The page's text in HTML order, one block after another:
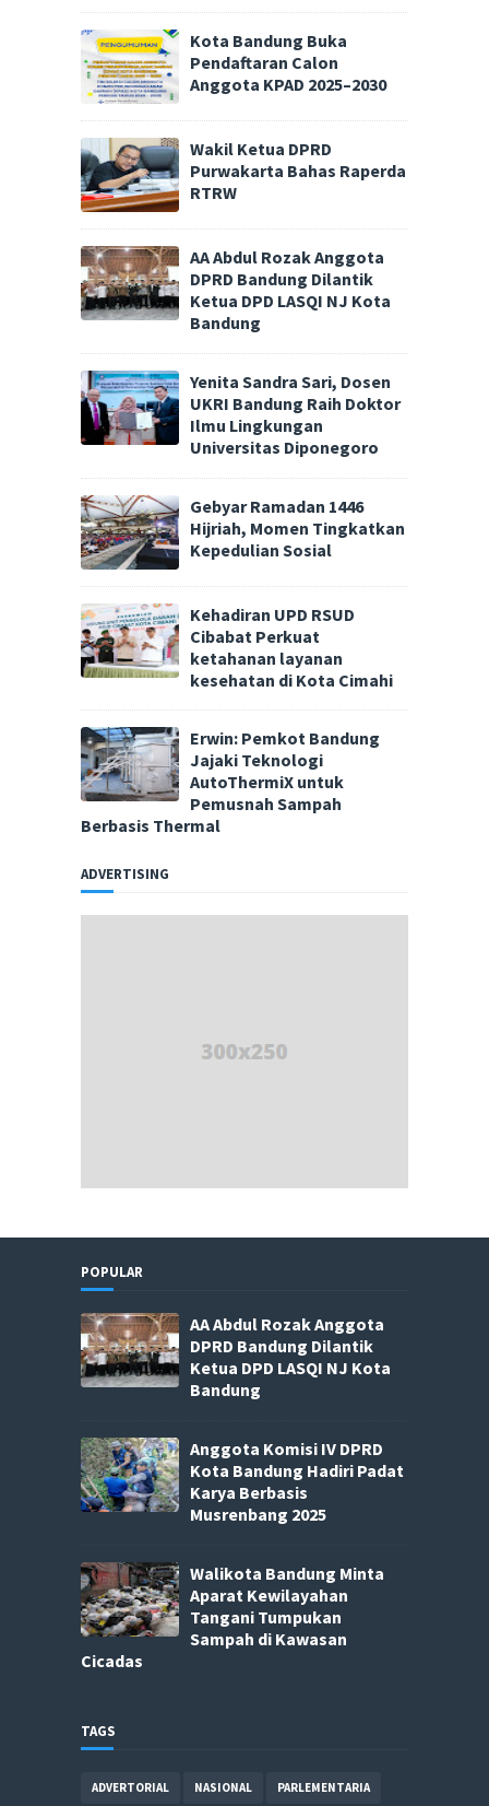
Kota Bandung Buka
Pendaftaran Calon
Anggota KPAD 2025–2030
Wakil Ketua DPRD
Purwakarta Bahas Raperda
RTRW
AA Abdul Rozak Anggota
DPRD Bandung Dilantik
Ketua DPD LASQI NJ Kota
Bandung
Yenita Sandra Sari, Dosen
UKRI Bandung Raih Doktor
Ilmu Lingkungan
Universitas Diponegoro
Gebyar Ramadan 1446
Hijriah, Momen Tingkatkan
Kepedulian Sosial
Kehadiran UPD RSUD
Cibabat Perkuat
ketahanan layanan
kesehatan di Kota Cimahi
Erwin: Pemkot Bandung
Jajaki Teknologi
AutoThermiX untuk
Pemusnah Sampah
Berbasis Thermal
ADVERTISING
POPULAR
AA Abdul Rozak Anggota
DPRD Bandung Dilantik
Ketua DPD LASQI NJ Kota
Bandung
Anggota Komisi IV DPRD
Kota Bandung Hadiri Padat
Karya Berbasis
Musrenbang 2025
Walikota Bandung Minta
Aparat Kewilayahan
Tangani Tumpukan
Sampah di Kawasan
Cicadas
TAGS
ADVERTORIAL NASIONAL PARLEMENTARIA